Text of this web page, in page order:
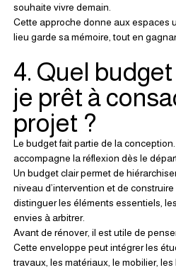
souhaite vivre demain.
Cette approche donne aux espaces
lieu garde sa mémoire, tout en
4. Quel
je prêt à
projet ?
Le budget fait partie de la
accompagne la réflexion dès le
Un budget clair permet de
niveau d’intervention et de
distinguer les éléments essentiels,
envies à arbitrer.
Avant de rénover, il est utile de
Cette enveloppe peut intégrer les
travaux, les matériaux, le mobilier,